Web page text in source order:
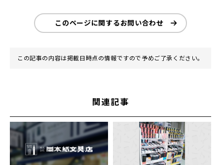
このページに関するお問い合わせ
この記事の内容は掲載日時点の情報ですので予めご了承ください。
関連記事